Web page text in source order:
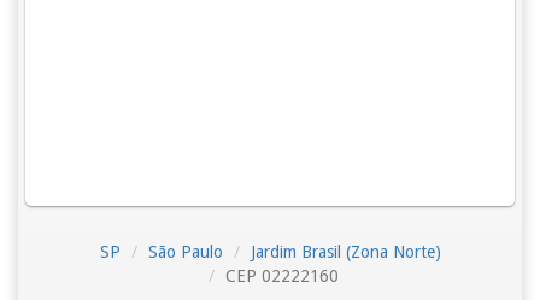
SP São Paulo
Jardim Brasil (Zona Norte)
CEP 02222160